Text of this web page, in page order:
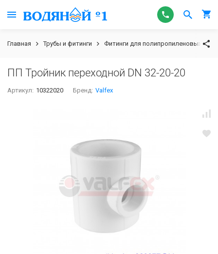
Главная Трубы и фитинги Фитинги для полипропиленовых труб
ПП Тройник переходной DN 32-20-20
Артикул: 10322020 Бренд: Valfex